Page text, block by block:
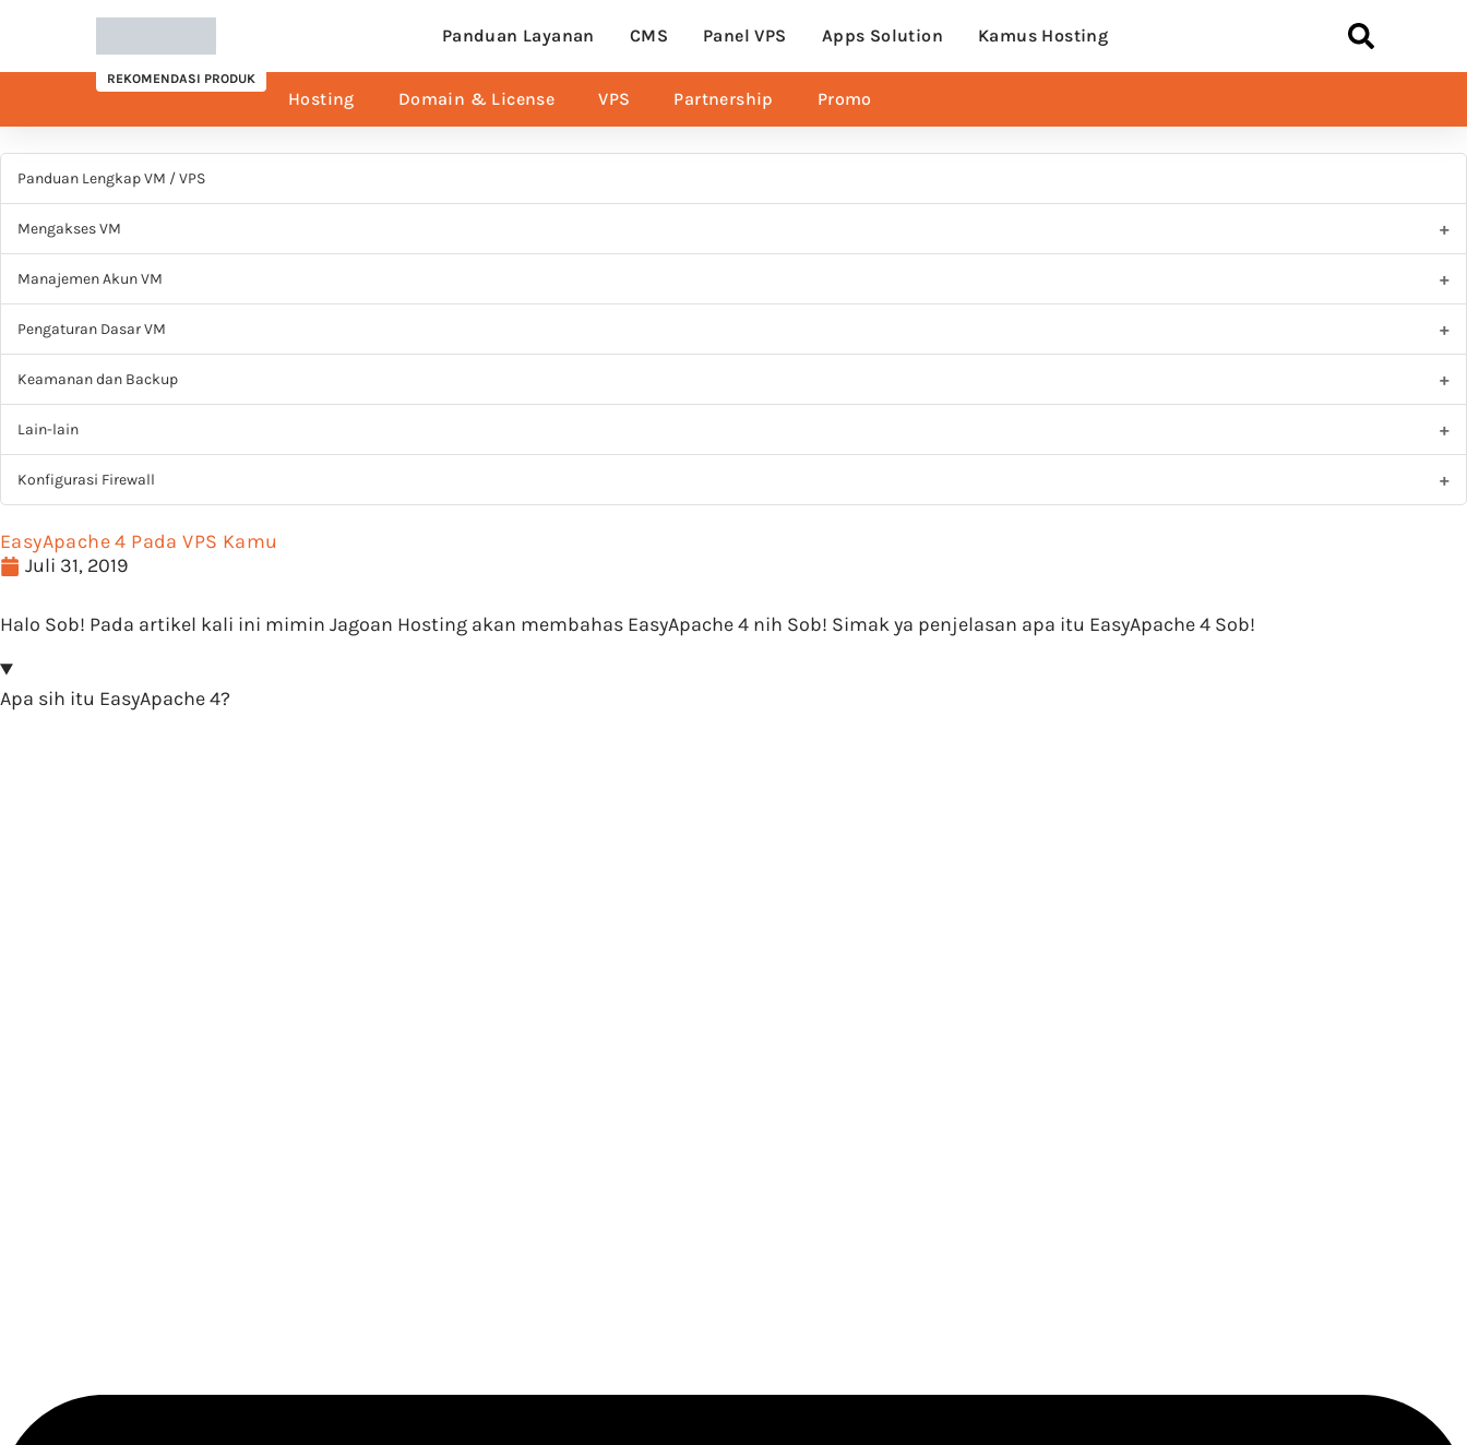
Panduan Layanan CMS Panel VPS Apps Solution Kamus Hosting
REKOMENDASI PRODUK
Hosting Domain & License VPS Partnership Promo
Panduan Lengkap VM / VPS
Mengakses VM
Manajemen Akun VM
Pengaturan Dasar VM
Keamanan dan Backup
Lain-lain
Konfigurasi Firewall
EasyApache 4 Pada VPS Kamu
Juli 31, 2019
Halo Sob! Pada artikel kali ini mimin Jagoan Hosting akan membahas EasyApache 4 nih Sob! Simak ya penjelasan apa itu EasyApache 4 Sob!
Apa sih itu EasyApache 4?